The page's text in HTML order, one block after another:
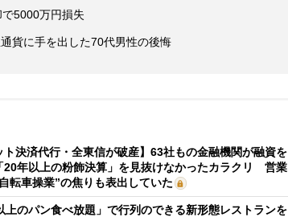
5000万円損失
貨に手を出した70代男性の後悔
ト決済代行・全東信が破産】63社もの金融機関が融資を
20年以上の粉飾決算」を見抜けなかったカラクリ 営業
転車操業”の焦りも表出していた
上のパン食べ放題」で行列のできる新形態レストランを